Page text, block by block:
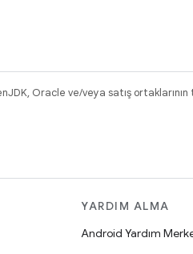
Oracle ve/veya satış
YARDIM ALMA
Android Yardım